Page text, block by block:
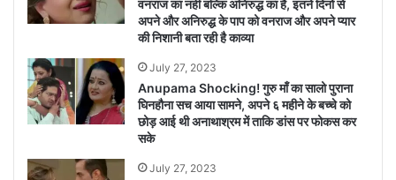
वनराज का नहीं बल्कि अनिरुद्ध का है, इतने दिनों से
अपने और अनिरुद्ध के पाप को वनराज और अपने प्यार
की निशानी बता रही है काव्या
July 27, 2023
Anupama Shocking! गुरु माँ का सालो पुराना
घिनहौना सच आया सामने, अपने ६ महीने के बच्चे को
छोड़ आई थी अनाथाश्रम में ताकि डांस पर फोकस कर
सके
July 27, 2023